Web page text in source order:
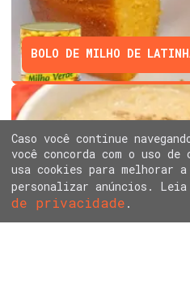
BOLO DE MILHO DE
ARROZ DOCE SEM LEITE
LEITE
Caso você continue
você concorda com o uso
usa cookies para melhorar
personalizar anúncios. Leia
de privacidade .